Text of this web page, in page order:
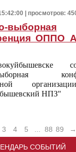
| просмотров:
выборная
ОППО
выборная
НПЗ"
3 4 5 88 89 →
СОБЫТИЙ